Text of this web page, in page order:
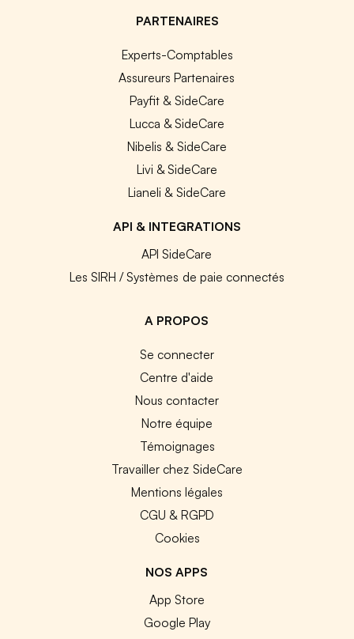
PARTENAIRES
Experts-Comptables
Assureurs Partenaires
Payfit & SideCare
Lucca & SideCare
Nibelis & SideCare
Livi & SideCare
Lianeli & SideCare
API & INTEGRATIONS
API SideCare
Les SIRH / Systèmes de paie connectés
A PROPOS
Se connecter
Centre d'aide
Nous contacter
Notre équipe
Témoignages
Travailler chez SideCare
Mentions légales
CGU & RGPD
Cookies
NOS APPS
App Store
Google Play